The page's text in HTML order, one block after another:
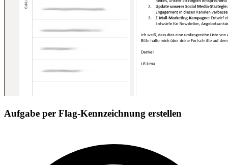
Aufgabe per Flag-Kennzeichnung erstellen